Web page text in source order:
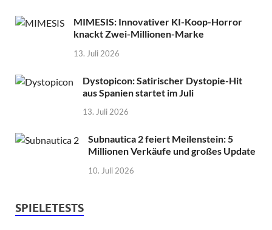
MIMESIS: Innovativer KI-Koop-Horror
knackt Zwei-Millionen-Marke
13. Juli 2026
Dystopicon: Satirischer Dystopie-Hit
aus Spanien startet im Juli
13. Juli 2026
Subnautica 2 feiert Meilenstein: 5
Millionen Verkäufe und großes Update
10. Juli 2026
SPIELETESTS